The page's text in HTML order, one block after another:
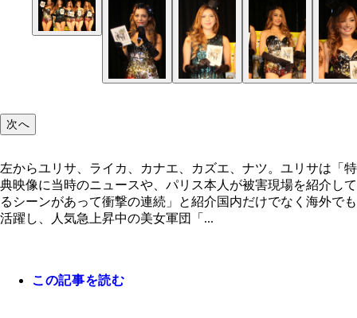
左からユリサ、ライカ、カナエ、カズエ、ナツ。
は「特典映像に当時のニュースや、パリス本人が
次へ
左からユリサ、ライカ、カナエ、カズエ、ナツ。ユリサは「特
典映像に当時のニュースや、パリス本人が被害現場を紹介して
るシーンがあって衝撃の連続」と紹介国内だけでなく海外でも
活躍し、人気急上昇中の美女軍団「...
この記事を読む